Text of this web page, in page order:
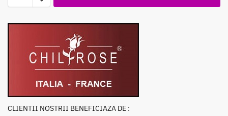
CLIENTII NOSTRII BENEFICIAZA DE :